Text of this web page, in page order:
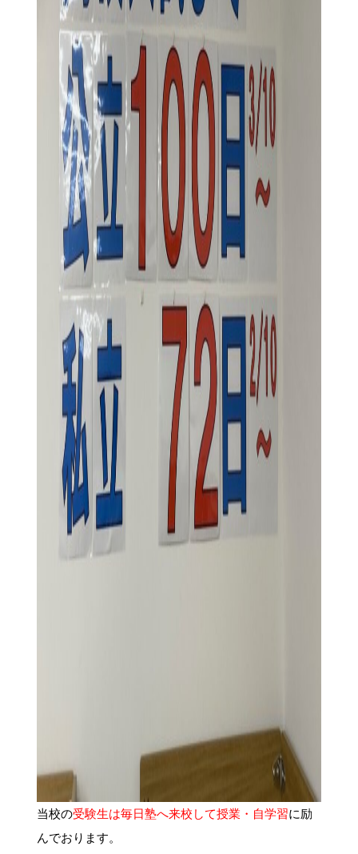
当校の受験生は毎日塾へ来校して授業・自学習に励
んでおります。